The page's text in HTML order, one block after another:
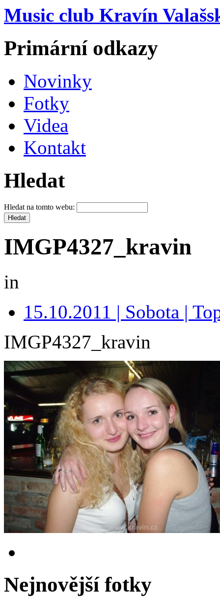
Music club Kravín
Primární odkazy
Novinky
Fotky
Videa
Kontakt
Hledat
Hledat na tomto webu:
IMGP4327_kravin
in
15.10.2011 | Sobota |
IMGP4327_kravin
Nejnovější fotky